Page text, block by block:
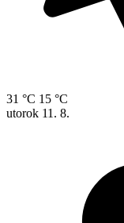
31 °C 15 °C
utorok 11. 8.